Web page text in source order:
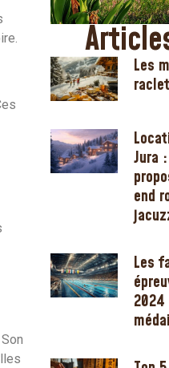
Les
Jura
end
Les
2024